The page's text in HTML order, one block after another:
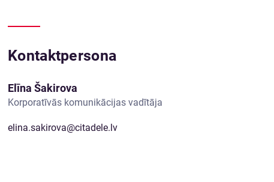
Kontaktpersona
Elīna Šakirova
Korporatīvās komunikācijas vadītāja
elina.sakirova@citadele.lv